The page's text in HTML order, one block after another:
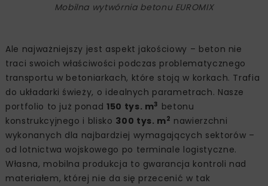
Mobilna wytwórnia betonu EUROMIX
Ale najważniejszy jest aspekt jakościowy – beton nie
traci swoich właściwości podczas problematycznego
transportu w betoniarkach, które stoją w korkach. Trafia
do układarki świeży, o idealnych parametrach. Nasze
portfolio to już ponad 150 tys. m3 betonu
konstrukcyjnego i blisko 300 tys. m2 nawierzchni
wykonanych dla najbardziej wymagających sektorów –
od lotnictwa wojskowego po terminale logistyczne.
Własna, mobilna produkcja to gwarancja kontroli nad
materiałem, której nie da się przecenić w tak